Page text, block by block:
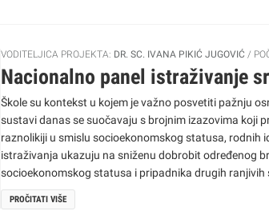
VODITELJICA PROJEKTA: DR. SC. IVANA PIKIĆ JUGOVIĆ
Nacionalno panel istraživanje
Škole su kontekst u kojem je važno posvetiti pažnju
sustavi danas se suočavaju s brojnim izazovima koji
raznolikiji u smislu socioekonomskog statusa, rodnih
istraživanja ukazuju na sniženu dobrobit određenog
socioekonomskog statusa i pripadnika drugih ranjivih
PROČITATI VIŠE